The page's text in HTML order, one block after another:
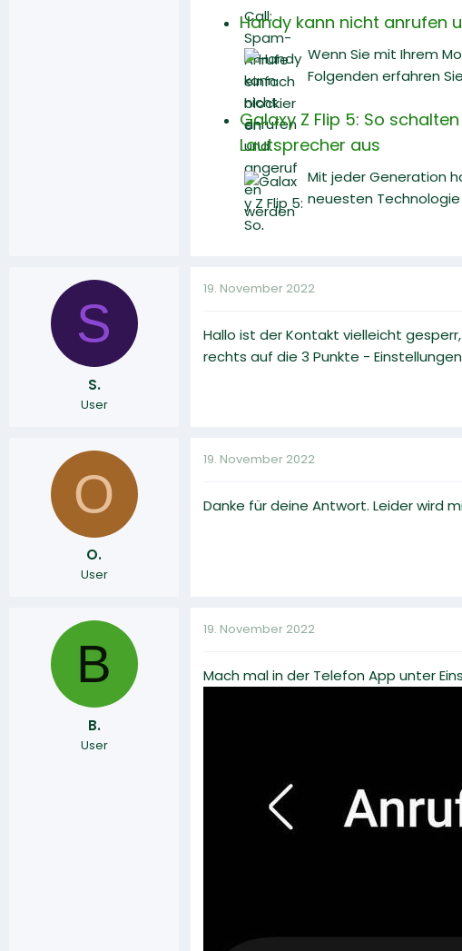
Handy kann nicht anrufen
Wenn Sie mit Ihrem
Folgenden erfahren
Galaxy Z Flip 5: So
Lautsprecher aus
Mit jeder Generation
neuesten Technologie
S
S.
User
19. November 2022
Hallo ist der Kontakt vielleicht
rechts auf die 3 Punkte -
O
O.
User
19. November 2022
Danke für deine Antwort. Leider wird
B
B.
User
19. November 2022
Mach mal in der Telefon App unter